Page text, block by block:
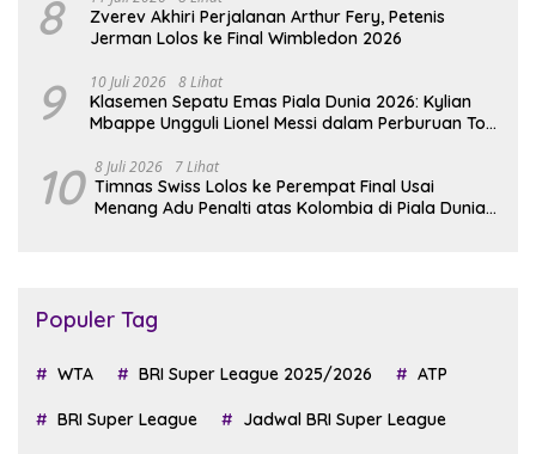
8
Zverev Akhiri Perjalanan Arthur Fery, Petenis
Jerman Lolos ke Final Wimbledon 2026
9 10 Juli 2026 8 Lihat
Klasemen Sepatu Emas Piala Dunia 2026: Kylian
Mbappe Ungguli Lionel Messi dalam Perburuan Top
10 8 Juli 2026 7 Lihat
Timnas Swiss Lolos ke Perempat Final Usai
Menang Adu Penalti atas Kolombia di Piala Dunia
Populer Tag
WTA BRI Super League 2025/2026 ATP
BRI Super League Jadwal BRI Super League